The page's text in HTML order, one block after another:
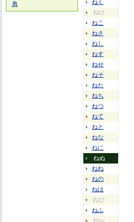
ねく
ねけ
ねこ
ねさ
ねし
ねす
ねせ
ねそ
ねた
ねち
ねつ
ねて
ねと
ねな
ねに
ねぬ
ねね
ねの
ねは
ねひ
ねふ
ねへ
典